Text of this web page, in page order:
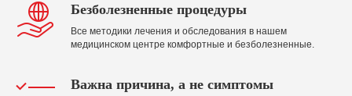
Безболезненные процедуры
Все методики лечения и обследования в нашем
медицинском центре комфортные и безболезненные.
Важна причина, а не симптомы